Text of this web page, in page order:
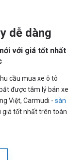
dễ dàng
với giá tốt nhất
cầu mua xe ô tô
được tâm lý bán xe
Việt, Carmudi - sàn
giá tốt nhất trên toàn